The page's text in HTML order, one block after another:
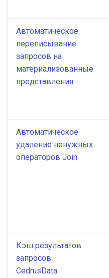
Автоматическое
переписывание
запросов на
материализованные
представления
Автоматическое
удаление ненужных
операторов Join
Кэш результатов
запросов
CedrusData